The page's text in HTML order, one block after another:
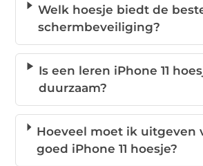
Welk hoesje biedt de
schermbeveiliging?
Is een leren iPhone 11
duurzaam?
Hoeveel moet ik uitgeven
goed iPhone 11 hoesje?